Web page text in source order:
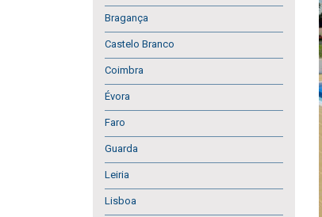
Bragança
Castelo Branco
Coimbra
Évora
Faro
Guarda
Leiria
Lisboa